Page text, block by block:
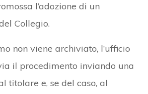
l’adozione di un
Collegio.
non viene archiviato, l’ufficio
il procedimento inviando una
titolare e, se del caso, al